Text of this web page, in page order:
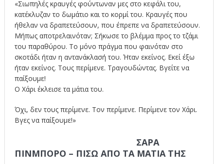
«Σιωπηλές κραυγές φούντωναν μες στο κεφάλι του,
κατέκλυζαν το δωμάτιο και το κορμί του. Κραυγές που
ήθελαν να δραπετεύσουν, που έπρεπε να δραπετεύσουν.
Μήπως αποτρελαινόταν; Σήκωσε το βλέμμα προς το τζάμι
του παραθύρου. Το μόνο πράγμα που φαινόταν στο
σκοτάδι ήταν η αντανάκλασή του. Ήταν εκείνος. Εκεί έξω
ήταν εκείνος. Τους περίμενε. Τραγουδώντας. Βγείτε να
παίξουμε!
Ο Χάρι έκλεισε τα μάτια του.
Όχι, δεν τους περίμενε. Τον περίμενε. Περίμενε τον Χάρι.
Βγες να παίξουμε!»
ΣΑΡΑ
ΠΙΝΜΠΟΡΟ – ΠΙΣΩ ΑΠΟ ΤΑ ΜΑΤΙΑ ΤΗΣ